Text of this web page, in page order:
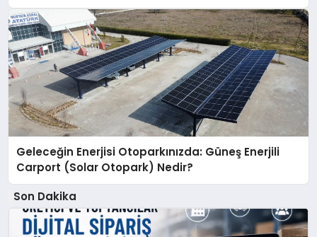
Geleceğin Enerjisi Otoparkınızda: Güneş Enerjili
Carport (Solar Otopark) Nedir?
Son Dakika